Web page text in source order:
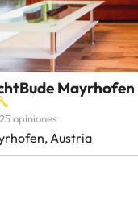
Mayrhofen
25 opiniones
Austria